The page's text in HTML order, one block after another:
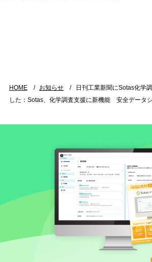
HOME お知らせ
日刊工業新聞にSotas化学
した：Sotas、化学調査支援に新機能 安全データ